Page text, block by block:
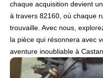
chaque acquisition devient
à travers 82160, où chaque
trouvaille. Avec nous,
la pièce qui résonnera avec
aventure inoubliable à